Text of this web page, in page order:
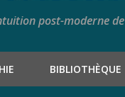
post-moderne de
BIBLIOTHÈQUE